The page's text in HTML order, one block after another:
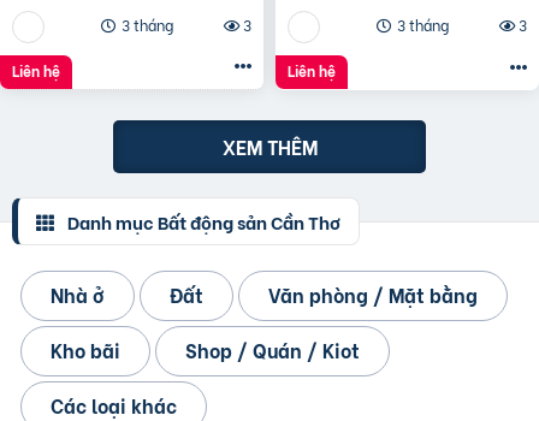
3 tháng
3
Liên hệ
3 tháng
3
Liên hệ
XEM THÊM
Danh mục Bất động sản Cần Thơ
Nhà ở Đất
Văn phòng / Mặt bằng
Kho bãi
Shop / Quán / Kiot
Các loại khác